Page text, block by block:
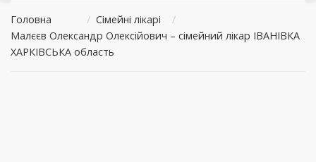
Головна / Сімейні лікарі
/
Малєєв Олександр Олексійович – сімейний лікар ІВАНІВКА
ХАРКІВСЬКА область